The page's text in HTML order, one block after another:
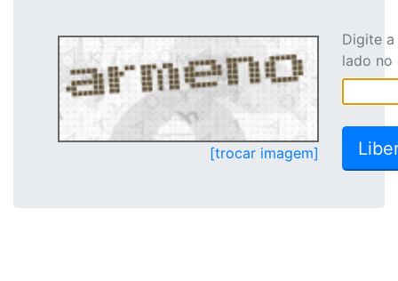
[trocar imagem]
Digite
lado no